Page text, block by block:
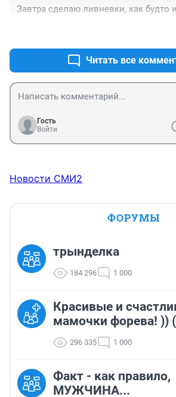
Завтра сделаю ливневки, как будто
Читать все
Гость
Войти
Новости СМИ2
ФОРУМЫ
трынделка
184 296 1 000
Красивые и
мамочки форева! ))
296 335 1 000
Факт - как правило,
МУЖЧИНА...